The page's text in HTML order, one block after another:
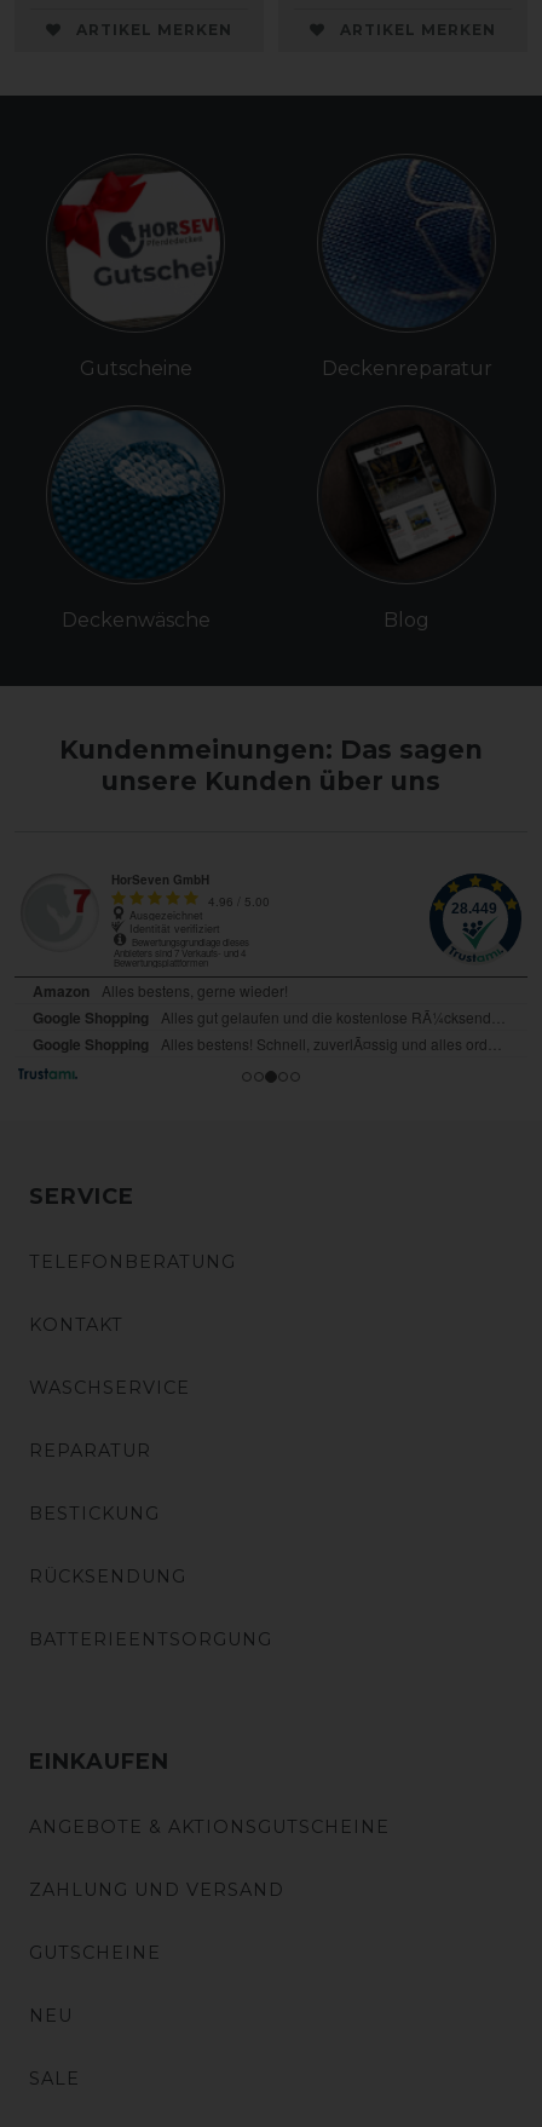
ARTIKEL MERKEN ARTIKEL MERKEN
Gutscheine
Deckenwäsche
Deckenreparatur
Blog
Kundenmeinungen: Das sagen
unsere Kunden über uns
SERVICE
TELEFONBERATUNG
KONTAKT
WASCHSERVICE
REPARATUR
BESTICKUNG
RÜCKSENDUNG
BATTERIEENTSORGUNG
EINKAUFEN
ANGEBOTE & AKTIONSGUTSCHEINE
ZAHLUNG UND VERSAND
GUTSCHEINE
NEU
SALE